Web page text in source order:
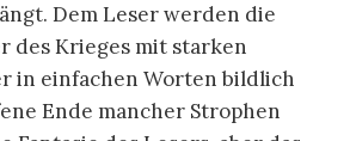
Dem Leser werden die
des Krieges mit starken
in einfachen Worten bildlich
Ende mancher Strophen